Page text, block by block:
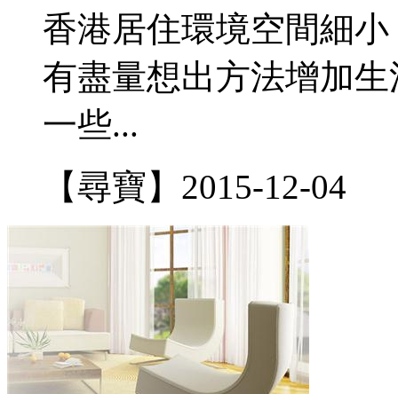
香港居住環境空間細
有盡量想出方法增加
一些...
【尋寶】 2015-12-04